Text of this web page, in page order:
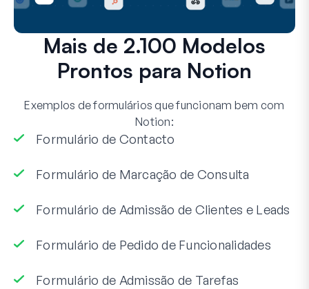
Mais de 2.100 Modelos
Prontos para Notion
Exemplos de formulários que funcionam bem com
Notion:
Formulário de Contacto
Formulário de Marcação de Consulta
Formulário de Admissão de Clientes e Leads
Formulário de Pedido de Funcionalidades
Formulário de Admissão de Tarefas